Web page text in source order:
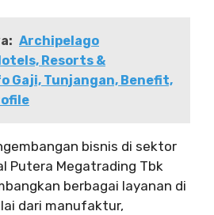
Archipelago
Resorts &
Gaji, Tunjangan, Benefit,
bisnis di sektor
Putera Megatrading Tbk
berbagai layanan di
dari manufaktur,